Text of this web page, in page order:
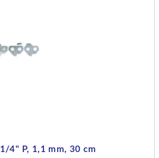
4" P, 1,1 mm, 30 cm